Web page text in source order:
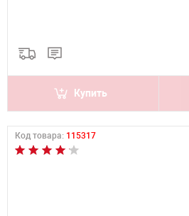
Купить
Код товара: 115317